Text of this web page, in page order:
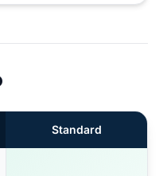
Standard